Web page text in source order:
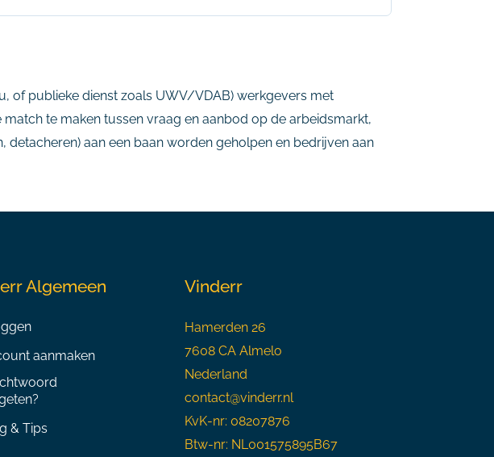
of publieke dienst zoals UWV/VDAB) werkgevers met
te maken tussen vraag en aanbod op de arbeidsmarkt,
aan een baan worden geholpen en bedrijven aan
Algemeen
aanmaken
& Tips
Vinderr
Hamerden 26
7608 CA Almelo
Nederland
contact@vinderr.nl
KvK-nr: 08207876
Btw-nr: NL001575895B67